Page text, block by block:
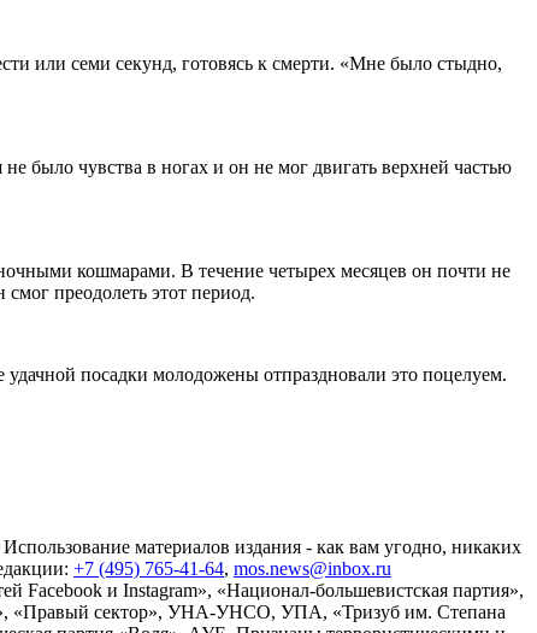
или семи секунд, готовясь к смерти. «Мне было стыдно,
было чувства в ногах и он не мог двигать верхней частью
кошмарами. В течение четырех месяцев он почти не
преодолеть этот период.
удачной посадки молодожены отпраздновали это поцелуем.
материалов издания - как вам угодно, никаких
+7 (495) 765-41-64, mos.news@inbox.ru
Facebook и Instagram», «Национал-большевистская партия»,
«Правый сектор», УНА-УНСО, УПА, «Тризуб им. Степана